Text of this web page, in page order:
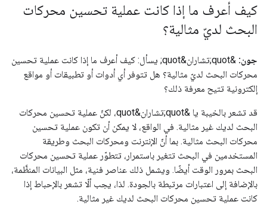
كيف أعرف ما إذا كانت عملية تحسين محركات
البحث لديّ مثالية؟
جون:
&quot;تشاران&quot; يسأل: كيف أعرف ما إذا كانت عملية تحسين
محركات البحث لديّ مثالية؟ هل تتوفر أي أدوات أو تطبيقات أو مواقع
إلكترونية تتيح معرفة ذلك؟
قد تشعر بالخيبة يا &quot;تشاران&quot، لكنّ عملية تحسين محركات
البحث لديك غير مثالية. في الواقع، لا يمكن أن تكون عملية تحسين
محركات البحث مثالية. بما أنّ الإنترنت ومحركات البحث وطريقة
المستخدمين في البحث تتغير باستمرار، تتطوّر عملية تحسين محركات
البحث بمرور الوقت أيضًا. ويشمل ذلك عناصر فنية، مثل البيانات المنظَّمة،
بالإضافة إلى اعتبارات مرتبطة بالجودة. لذا، يجب ألّا تشعر بالإحباط إذا
كانت عملية تحسين محركات البحث لديك غير مثالية.